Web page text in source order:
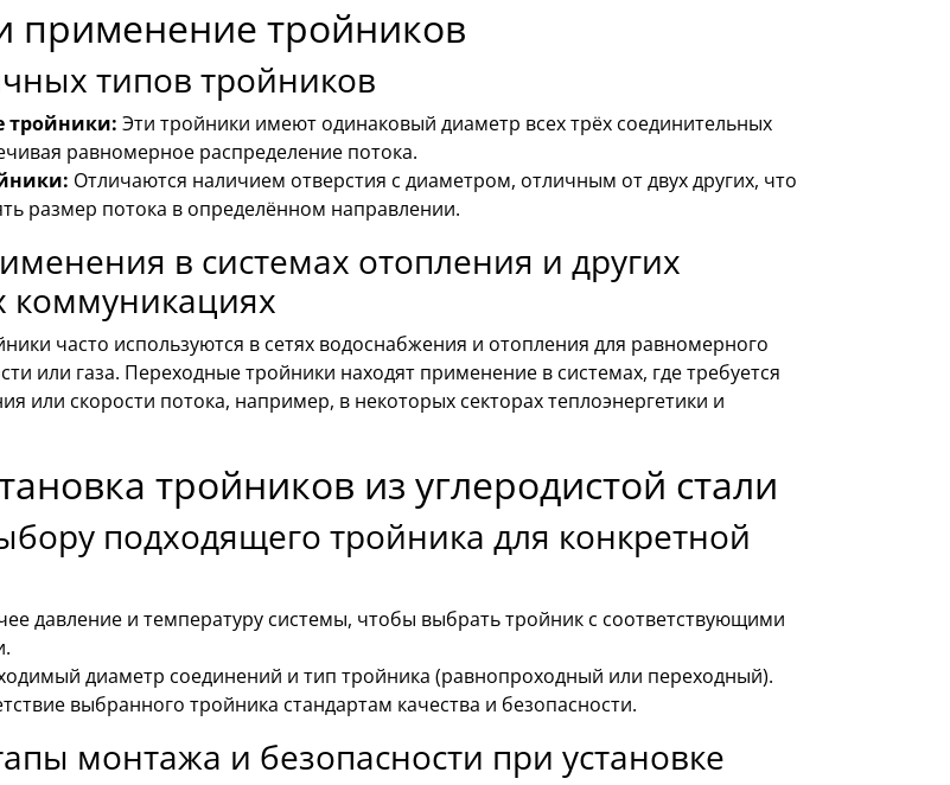
применение тройников
типов тройников
тройники: Эти тройники имеют одинаковый диаметр всех трёх соединительных
равномерное распределение потока.
Отличаются наличием отверстия с диаметром, отличным от двух других, что
размер потока в определённом направлении.
в системах отопления и других
часто используются в сетях водоснабжения и отопления для равномерного
или газа. Переходные тройники находят применение в системах, где требуется
или скорости потока, например, в некоторых секторах теплоэнергетики и
тройников из углеродистой стали
подходящего тройника для конкретной
давление и температуру системы, чтобы выбрать тройник с соответствующими
диаметр соединений и тип тройника (равнопроходный или переходный).
выбранного тройника стандартам качества и безопасности.
монтажа и безопасности при установке